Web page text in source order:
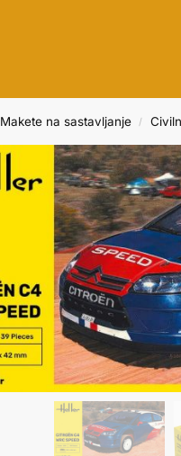
Makete na sastavljanje /